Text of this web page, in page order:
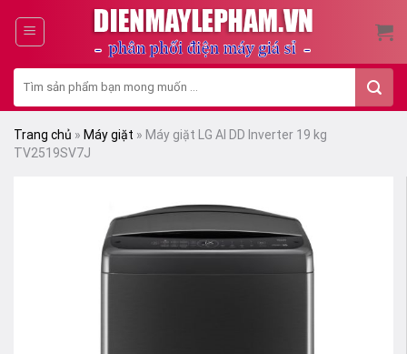
kiếm:
Trang chủ » Máy giặt » Máy giặt LG AI DD Inverter 19 kg
TV2519SV7J